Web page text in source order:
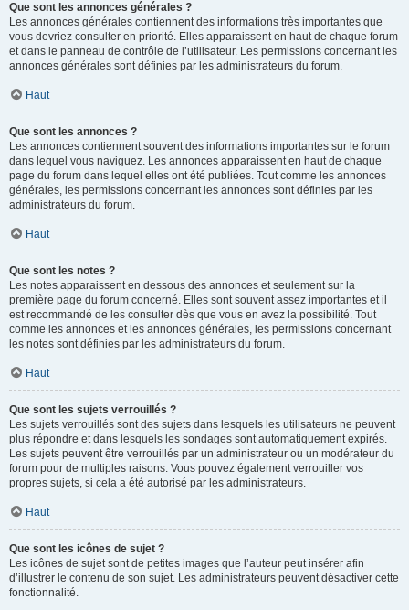
Que sont les annonces générales ?
Les annonces générales contiennent des informations très importantes que
vous devriez consulter en priorité. Elles apparaissent en haut de chaque forum
et dans le panneau de contrôle de l’utilisateur. Les permissions concernant les
annonces générales sont définies par les administrateurs du forum.
Haut
Que sont les annonces ?
Les annonces contiennent souvent des informations importantes sur le forum
dans lequel vous naviguez. Les annonces apparaissent en haut de chaque
page du forum dans lequel elles ont été publiées. Tout comme les annonces
générales, les permissions concernant les annonces sont définies par les
administrateurs du forum.
Haut
Que sont les notes ?
Les notes apparaissent en dessous des annonces et seulement sur la
première page du forum concerné. Elles sont souvent assez importantes et il
est recommandé de les consulter dès que vous en avez la possibilité. Tout
comme les annonces et les annonces générales, les permissions concernant
les notes sont définies par les administrateurs du forum.
Haut
Que sont les sujets verrouillés ?
Les sujets verrouillés sont des sujets dans lesquels les utilisateurs ne peuvent
plus répondre et dans lesquels les sondages sont automatiquement expirés.
Les sujets peuvent être verrouillés par un administrateur ou un modérateur du
forum pour de multiples raisons. Vous pouvez également verrouiller vos
propres sujets, si cela a été autorisé par les administrateurs.
Haut
Que sont les icônes de sujet ?
Les icônes de sujet sont de petites images que l’auteur peut insérer afin
d’illustrer le contenu de son sujet. Les administrateurs peuvent désactiver cette
fonctionnalité.